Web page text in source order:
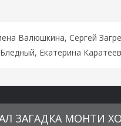
Валюшкина, Сергей
Екатерина
ЗАГАДКА МОНТИ